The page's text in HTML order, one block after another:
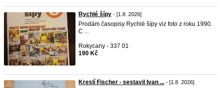
Rychlé šípy - [1.8. 2026]
Prodám časopisy Rychlé šípy viz foto z roku 1990.
C ...
Rokycany - 337 01
190 Kč
Kreslí Fischer - sestavil Ivan ... - [1.8. 2026]